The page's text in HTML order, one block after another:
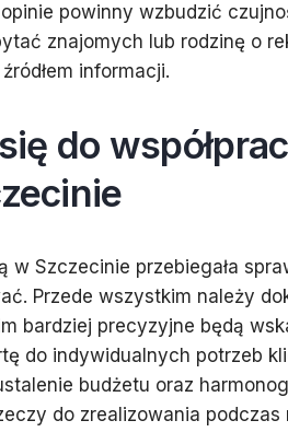
powinny wzbudzić
znajomych lub rodzinę o
informacji.
do
w Szczecinie przebiegała
Przede wszystkim należy
bardziej precyzyjne będą
do indywidualnych potrzeb
budżetu oraz
do zrealizowania